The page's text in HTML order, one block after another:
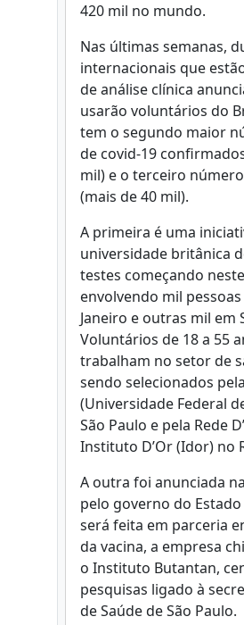
420 mil no mundo.
Nas últimas semanas,
internacionais que
de análise clínica
usarão voluntários do
tem o segundo maior
de covid-19
mil) e o terceiro
(mais de 40 mil).
A primeira é uma
universidade britânica
testes começando
envolvendo mil
Janeiro e outras mil em
Voluntários de 18 a 55
trabalham no setor de
sendo selecionados
(Universidade Federal
São Paulo e pela Rede
Instituto D’Or (Idor) no
A outra foi anunciada
pelo governo do Estado
será feita em parceria
da vacina, a empresa
o Instituto Butantan,
pesquisas ligado à
de Saúde de São Paulo.